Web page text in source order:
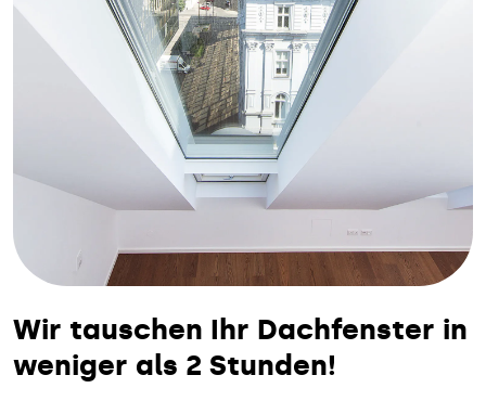
Wir tauschen Ihr Dachfenster in
weniger als 2 Stunden!